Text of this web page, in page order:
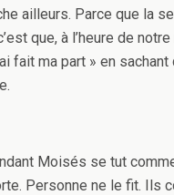
ailleurs. Parce que la
que, à l’heure de
fait ma part » en sachant
Moisés se tut
Personne ne le fit. Ils